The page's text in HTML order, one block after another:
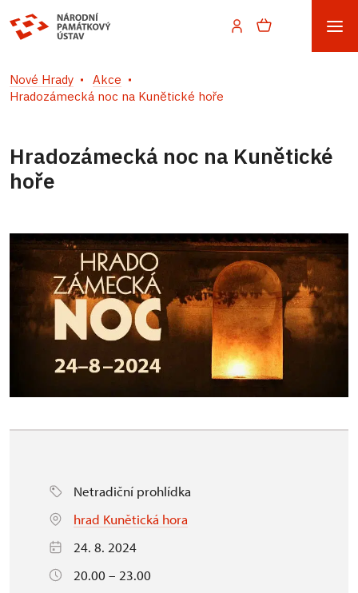
Nové Hrady
Akce
Hradozámecká noc na Kunětické hoře
Hradozámecká noc na Kunětické
hoře
Netradiční prohlídka
hrad Kunětická hora
24. 8. 2024
20.00 – 23.00